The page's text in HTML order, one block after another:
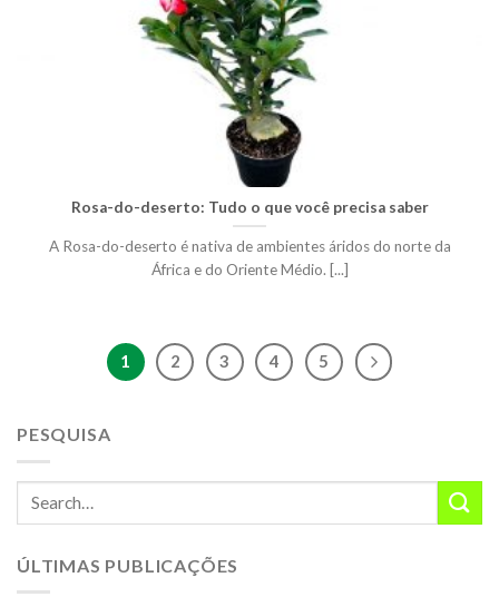
PESQUISA
ÚLTIMAS PUBLICAÇÕES
Rosa-do-deserto: Tudo o que você precisa saber
A Rosa-do-deserto é nativa de ambientes áridos do norte da
África e do Oriente Médio. [...]
1 2 3 4 5